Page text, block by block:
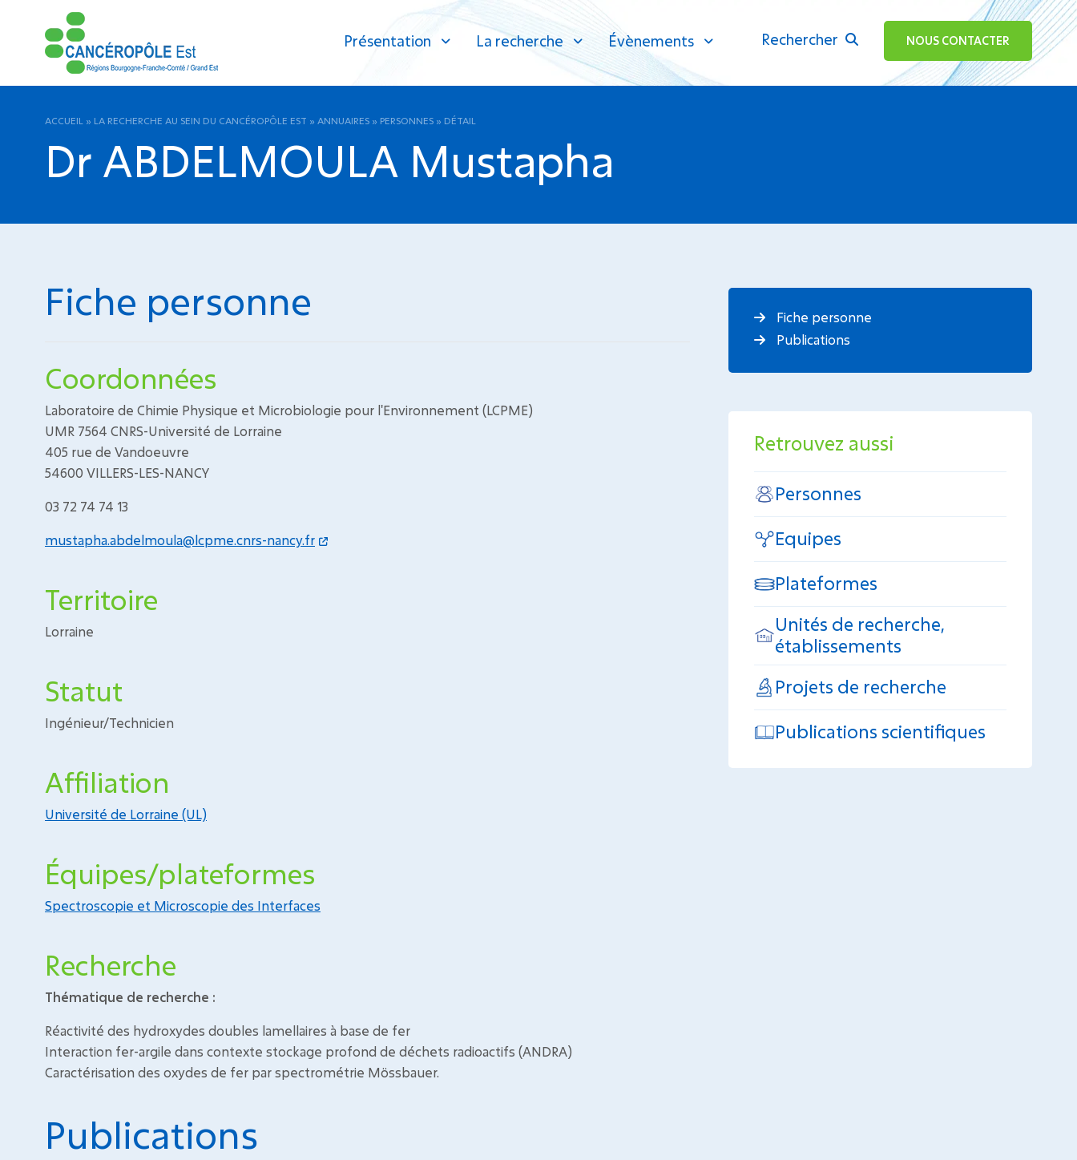
Présentation La recherche Évènements Rechercher
ok NOUS CONTACTER
ACCUEIL » LA RECHERCHE AU SEIN DU CANCÉROPÔLE EST » ANNUAIRES » PERSONNES » DÉTAIL
Dr ABDELMOULA Mustapha
Fiche personne
Coordonnées
Laboratoire de Chimie Physique et Microbiologie pour l'Environnement (LCPME)
UMR 7564 CNRS-Université de Lorraine
405 rue de Vandoeuvre
54600 VILLERS-LES-NANCY
03 72 74 74 13
mustapha.abdelmoula@lcpme.cnrs-nancy.fr
Territoire
Lorraine
Statut
Ingénieur/Technicien
Affiliation
Université de Lorraine (UL)
Équipes/plateformes
Spectroscopie et Microscopie des Interfaces
Recherche
Thématique de recherche :
Réactivité des hydroxydes doubles lamellaires à base de fer
Interaction fer-argile dans contexte stockage profond de déchets radioactifs (ANDRA)
Caractérisation des oxydes de fer par spectrométrie Mössbauer.
Publications
Fiche personne
Publications
Retrouvez aussi
Personnes
Equipes
Plateformes
Unités de recherche,
établissements
Projets de recherche
Publications scientifiques